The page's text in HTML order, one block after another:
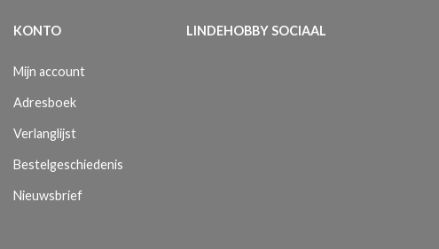
KONTO
Mijn account
Adresboek
Verlanglijst
Bestelgeschiedenis
Nieuwsbrief
LINDEHOBBY SOCIAAL